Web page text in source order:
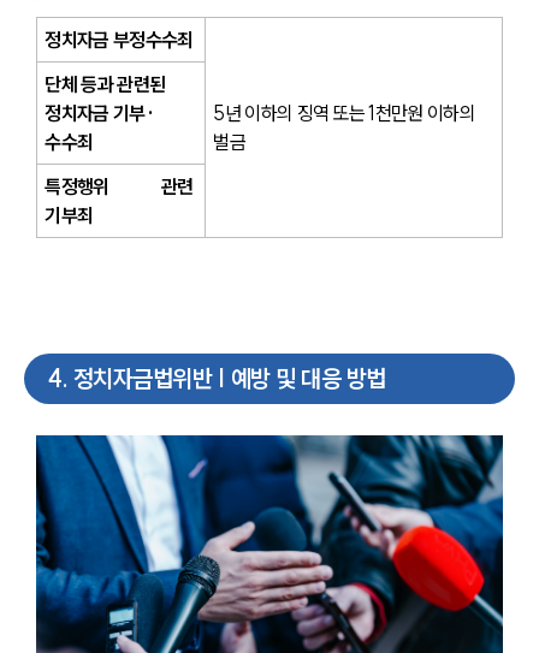
정치자금 부정수수죄
5년 이하의 징역 또는 1천만원 이하의
벌금
단체 등과 관련된
정치자금 기부·
수수죄
특정행위 관련
기부죄
4. 정치자금법위반 | 예방 및 대응 방법